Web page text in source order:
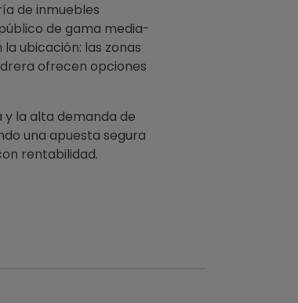
de inmuebles
de gama media-
ubicación: las zonas
ofrecen opciones
y la alta demanda de
una apuesta segura
rentabilidad.